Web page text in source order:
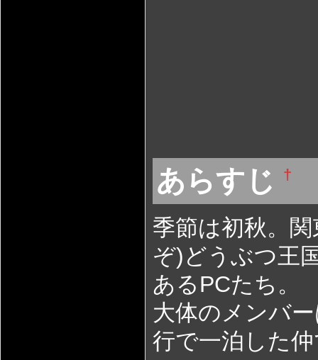
あらすじ †
季節は初秋。
ぞ)どうぶつ王
あるPCたち。
大体のメンバ
行で一泊した